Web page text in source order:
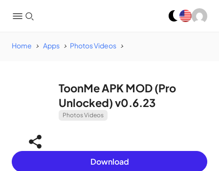
Home Apps Photos Videos
ToonMe APK MOD (Pro
Unlocked) v0.6.23
Photos Videos
Download